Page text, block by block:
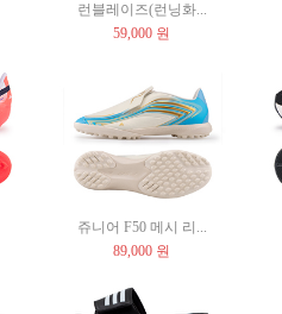
런블레이즈(런닝화...
59,000 원
쥬니어 F50 메시 리...
89,000 원